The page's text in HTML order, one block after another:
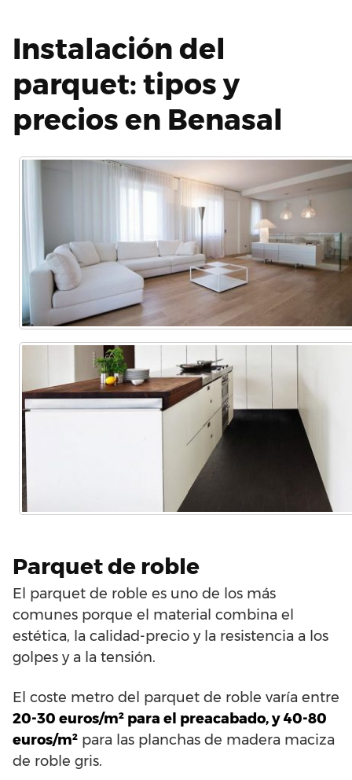
Instalación del
parquet: tipos y
precios en Benasal
Parquet de roble
El parquet de roble es uno de los más
comunes porque el material combina el
estética, la calidad-precio y la resistencia a los
golpes y a la tensión.
El coste metro del parquet de roble varía entre
20-30 euros/m² para el preacabado, y 40-80
euros/m² para las planchas de madera maciza
de roble gris.